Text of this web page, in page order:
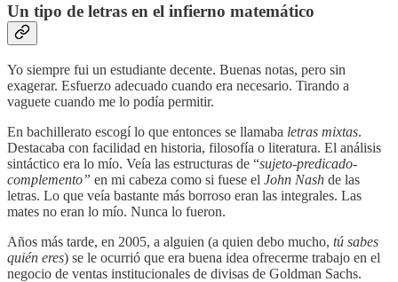
Un tipo de letras en el infierno matemático
Yo siempre fui un estudiante decente. Buenas notas, pero sin
exagerar. Esfuerzo adecuado cuando era necesario. Tirando a
vaguete cuando me lo podía permitir.
En bachillerato escogí lo que entonces se llamaba letras mixtas.
Destacaba con facilidad en historia, filosofía o literatura. El análisis
sintáctico era lo mío. Veía las estructuras de “sujeto-predicado-
complemento” en mi cabeza como si fuese el John Nash de las
letras. Lo que veía bastante más borroso eran las integrales. Las
mates no eran lo mío. Nunca lo fueron.
Años más tarde, en 2005, a alguien (a quien debo mucho, tú sabes
quién eres) se le ocurrió que era buena idea ofrecerme trabajo en el
negocio de ventas institucionales de divisas de Goldman Sachs.